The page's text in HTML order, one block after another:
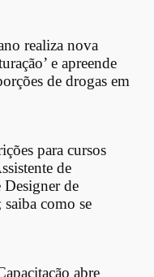
realiza nova
e apreende
de drogas em
para cursos
de
Designer de
saiba como se
abre